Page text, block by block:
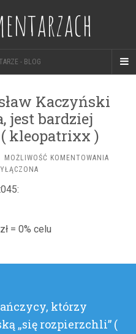
- BLOG
Kaczyński
jest bardziej
kleopatrixx )
MOŻLIWOŚĆ KOMENTOWANIA
= 0% celu
którzy
„się rozpierzchli” (